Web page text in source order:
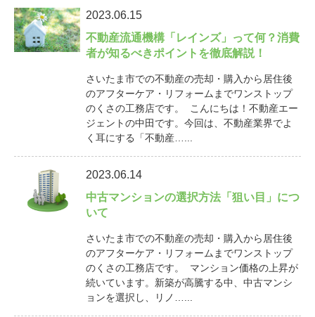
2023.06.15
不動産流通機構「レインズ」って何？消費
者が知るべきポイントを徹底解説！
さいたま市での不動産の売却・購入から居住後
のアフターケア・リフォームまでワンストップ
のくさの工務店です。 こんにちは！不動産エー
ジェントの中田です。今回は、不動産業界でよ
く耳にする「不動産…...
2023.06.14
中古マンションの選択方法「狙い目」につ
いて
さいたま市での不動産の売却・購入から居住後
のアフターケア・リフォームまでワンストップ
のくさの工務店です。 マンション価格の上昇が
続いています。新築が高騰する中、中古マンシ
ョンを選択し、リノ…...